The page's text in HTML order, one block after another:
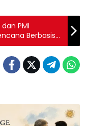
PMI
Berbasis